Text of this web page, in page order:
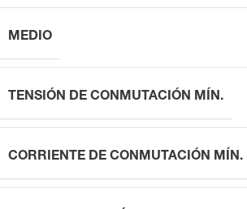
MEDIO
TENSIÓN DE CONMUTACIÓN MÍN.
CORRIENTE DE CONMUTACIÓN MÍN.